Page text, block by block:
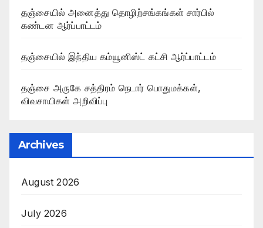
தஞ்சையில் அனைத்து தொழிற்சங்கங்கள் சார்பில்
கண்டன ஆர்ப்பாட்டம்
தஞ்சையில் இந்திய கம்யூனிஸ்ட் கட்சி ஆர்ப்பாட்டம்
தஞ்சை அருகே சத்திரம் நெடார் பொதுமக்கள்,
விவசாயிகள் அறிவிப்பு
Archives
August 2026
July 2026